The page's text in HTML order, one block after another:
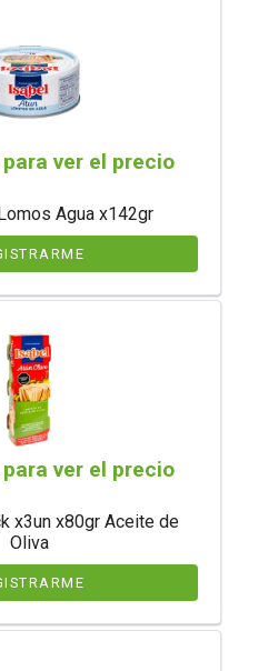
para ver el precio
Agua x142gr
para ver el precio
x3un x80gr Aceite de
Oliva